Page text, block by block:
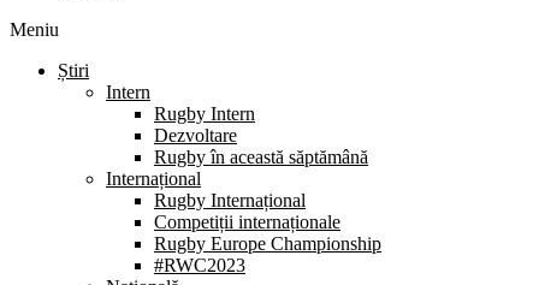
Meniu
Știri
Intern
Rugby Intern
Dezvoltare
Rugby în această săptămână
Internațional
Rugby Internațional
Competiții internaționale
Rugby Europe Championship
#RWC2023